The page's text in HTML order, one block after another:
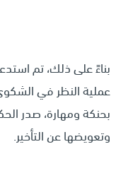
بناءً على ذلك، تم
عملية النظر في
بحنكة ومهارة، صدر
وتعويضها عن التأخير.